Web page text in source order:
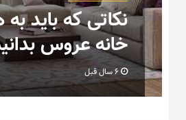
نکاتی که باید
خانه عروس